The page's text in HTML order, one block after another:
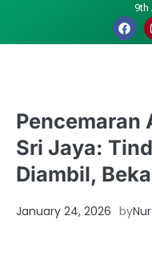
9th
Pencemaran
Sri Jaya:
Diambil,
January 24, 2026 by